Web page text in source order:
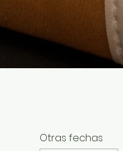
Otras fechas